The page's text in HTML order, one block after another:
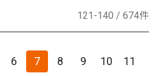
121-140 / 674件
6 7 8 9 10
11